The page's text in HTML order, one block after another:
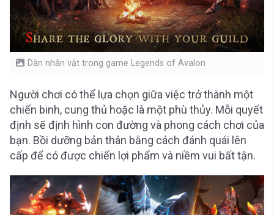
Dàn nhân vật trong game Legends of Avalon
Người chơi có thể lựa chọn giữa việc trở thành một
chiến binh, cung thủ hoặc là một phù thủy. Mỗi quyết
định sẽ định hình con đường và phong cách chơi của
bạn. Bồi dưỡng bản thân bằng cách đánh quái lên
cấp để có được chiến lợi phẩm và niềm vui bất tận.